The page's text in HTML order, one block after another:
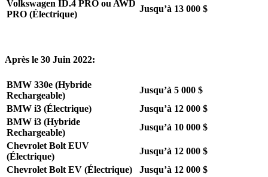
Volkswagen ID.4 PRO ou AWD
PRO (Électrique)
Jusqu’à 13 000 $
Après le 30 Juin 2022:
BMW 330e (Hybride
Rechargeable)
Jusqu’à 5 000 $
BMW i3 (Électrique)
Jusqu’à 12 000 $
BMW i3 (Hybride
Rechargeable)
Jusqu’à 10 000 $
Chevrolet Bolt EUV
(Électrique)
Jusqu’à 12 000 $
Chevrolet Bolt EV (Électrique)
Jusqu’à 12 000 $